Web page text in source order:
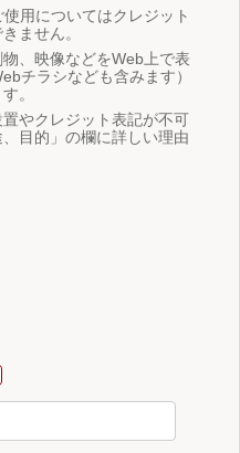
用についてはクレジット
ません。
、映像などをWeb上で表
チラシなども含みます）
。
やクレジット表記が不可
目的」の欄に詳しい理由